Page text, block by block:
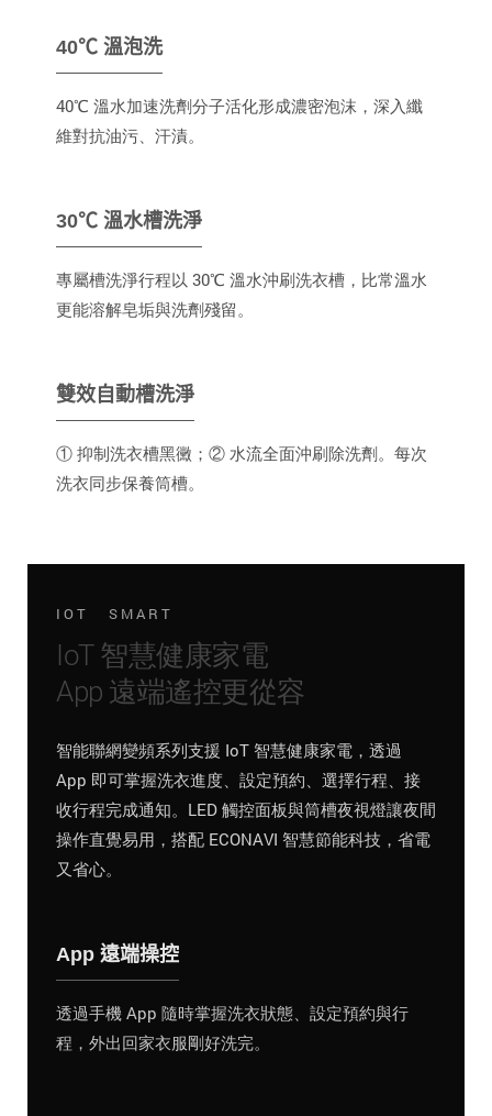
40℃ 溫泡洗
40℃ 溫水加速洗劑分子活化形成濃密泡沫，深入纖
維對抗油污、汗漬。
30℃ 溫水槽洗淨
專屬槽洗淨行程以 30℃ 溫水沖刷洗衣槽，比常溫水
更能溶解皂垢與洗劑殘留。
雙效自動槽洗淨
① 抑制洗衣槽黑黴；② 水流全面沖刷除洗劑。每次
洗衣同步保養筒槽。
IOT SMART
IoT 智慧健康家電
App 遠端遙控更從容
智能聯網變頻系列支援 IoT 智慧健康家電，透過
App 即可掌握洗衣進度、設定預約、選擇行程、接
收行程完成通知。LED 觸控面板與筒槽夜視燈讓夜間
操作直覺易用，搭配 ECONAVI 智慧節能科技，省電
又省心。
App 遠端操控
透過手機 App 隨時掌握洗衣狀態、設定預約與行
程，外出回家衣服剛好洗完。